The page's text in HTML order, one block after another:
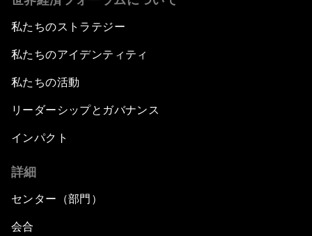
私たちのストラテジー
私たちのアイデンティティ
私たちの活動
リーダーシップとガバナンス
インパクト
詳細
センター（部門）
会合